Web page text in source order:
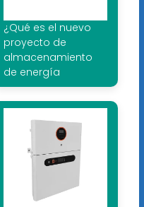
¿Qué es el nuevo
proyecto de
almacenamiento
de energía